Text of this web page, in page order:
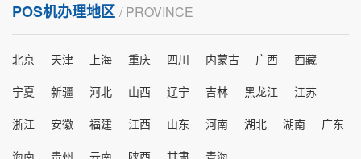
POS机办理地区 / PROVINCE
北京 天津 上海 重庆 四川 内蒙古 广西
西藏
宁夏
新疆 河北 山西 辽宁 吉林 黑龙江
江苏
浙江
安徽 福建 江西 山东 河南 湖北 湖南
广东
海南
贵州 云南 陕西 甘肃 青海